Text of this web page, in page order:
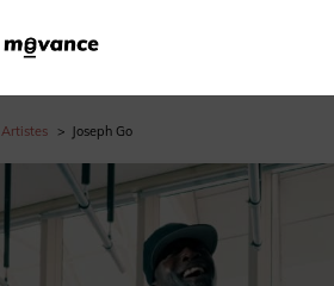
Artistes Joseph Go